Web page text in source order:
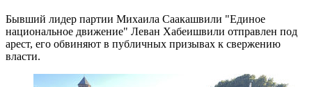
Бывший лидер партии Михаила Саакашвили "Единое
национальное движение" Леван Хабеишвили отправлен под
арест, его обвиняют в публичных призывах к свержению
власти.